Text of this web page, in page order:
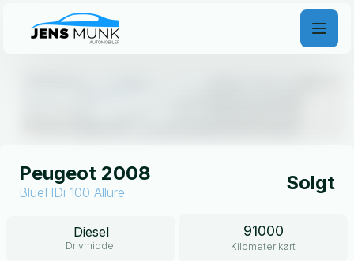
Peugeot 2008
BlueHDi 100 Allure Solgt
Diesel
Drivmiddel
91000
Kilometer kørt